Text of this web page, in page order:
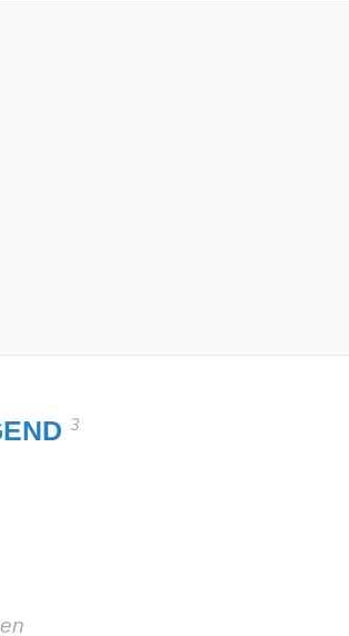
3